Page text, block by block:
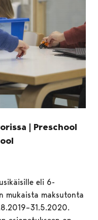
| Preschool
eli 6-
mukaista maksutonta